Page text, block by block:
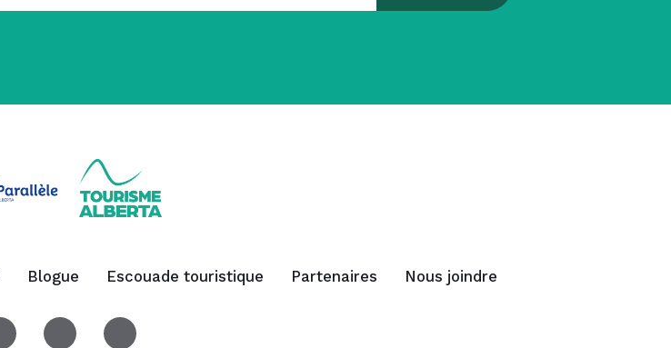
Blogue Escouade touristique Partenaires Nous joindre